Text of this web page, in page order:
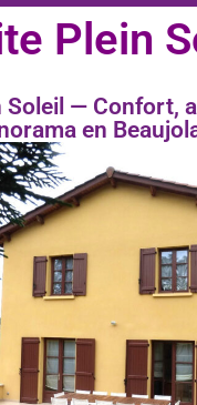
Plein
Soleil — Confort,
en